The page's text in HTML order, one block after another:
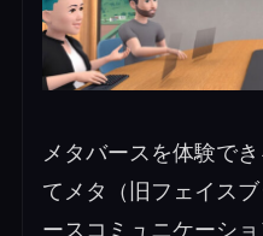
メタバースを体験で
てメタ（旧フェイス
ースコミュニケーシ